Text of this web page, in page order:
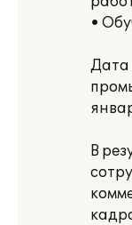
•
Дата
В